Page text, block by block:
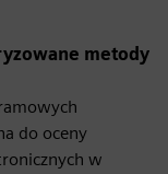
metody
do oceny
w